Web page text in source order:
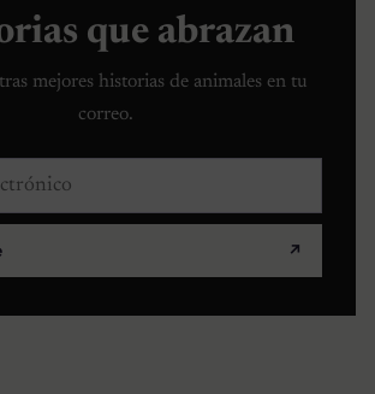
que abrazan
mejores historias de animales en tu
correo.
↗